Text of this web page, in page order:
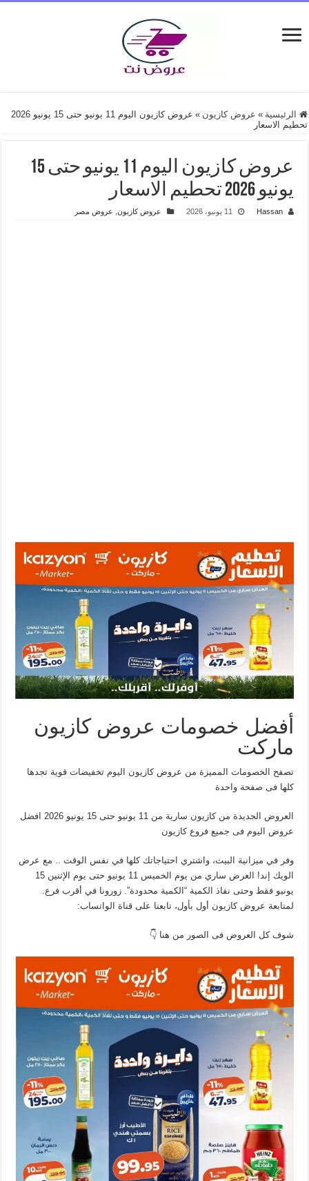
الرئيسية » عروض كازيون »
عروض كازيون اليوم 11 يونيو حتى 15 يونيو 2026
تحطيم الاسعار
عروض كازيون اليوم 11 يونيو حتى 15
يونيو 2026 تحطيم الاسعار
Hassan 11 يونيو، 2026 عروض كازيون, عروض مصر
أفضل خصومات عروض كازيون
ماركت
تصفح الخصومات المميزة من عروض كازيون اليوم تخفيضات قوية تجدها
كلها فى صفحة واحدة
العروض الجديدة من كازيون سارية من 11 يونيو حتى 15 يونيو 2026 افضل
عروض اليوم فى جميع فروع كازيون
وفر في ميزانية البيت، واشتري احتياجاتك كلها في نفس الوقت .. مع عرض
الويك إند! العرض ساري من يوم الخميس 11 يونيو حتى يوم الإثنين 15
يونيو فقط وحتى نفاذ الكمية “الكمية محدودة”. زورونا في أقرب فرع.
لمتابعة عروض كازيون أول بأول، تابعنا على قناة الواتساب:
شوف كل العروض فى الصور من هنا 👇